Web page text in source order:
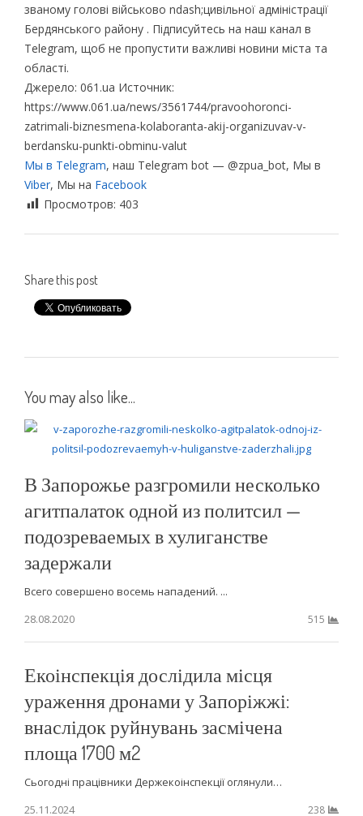
званому голові військово ndash;цивільної адміністрації
Бердянського району . Підписуйтесь на наш канал в
Telegram, щоб не пропустити важливі новини міста та
області.
Джерело: 061.ua Источник:
https://www.061.ua/news/3561744/pravoohoronci-
zatrimali-biznesmena-kolaboranta-akij-organizuvav-v-
berdansku-punkti-obminu-valut
Мы в Telegram, наш Telegram bot — @zpua_bot, Мы в
Viber, Мы на Facebook
Просмотров: 403
Share this post
You may also like...
В Запорожье разгромили несколько
агитпалаток одной из политсил —
подозреваемых в хулиганстве
задержали
Всего совершено восемь нападений. ...
28.08.2020
515
Екоінспекція дослідила місця
ураження дронами у Запоріжжі:
внаслідок руйнувань засмічена
площа 1700 м2
Сьогодні працівники Держекоінспекції оглянули…
25.11.2024
238